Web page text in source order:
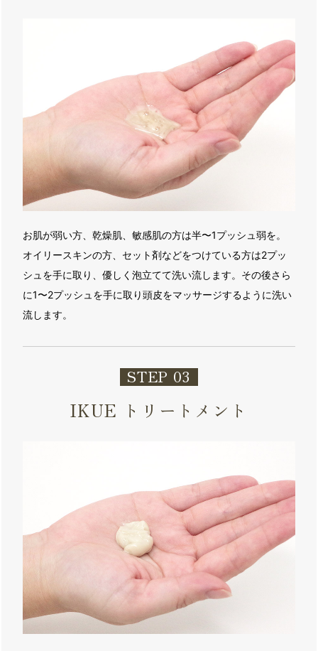
お肌が弱い方、乾燥肌、敏感肌の方は半〜1プッシュ弱を。
オイリースキンの方、セット剤などをつけている方は2プッ
シュを手に取り、優しく泡立てて洗い流します。その後さら
に1〜2プッシュを手に取り頭皮をマッサージするように洗い
流します。
STEP 03
IKUE トリートメント